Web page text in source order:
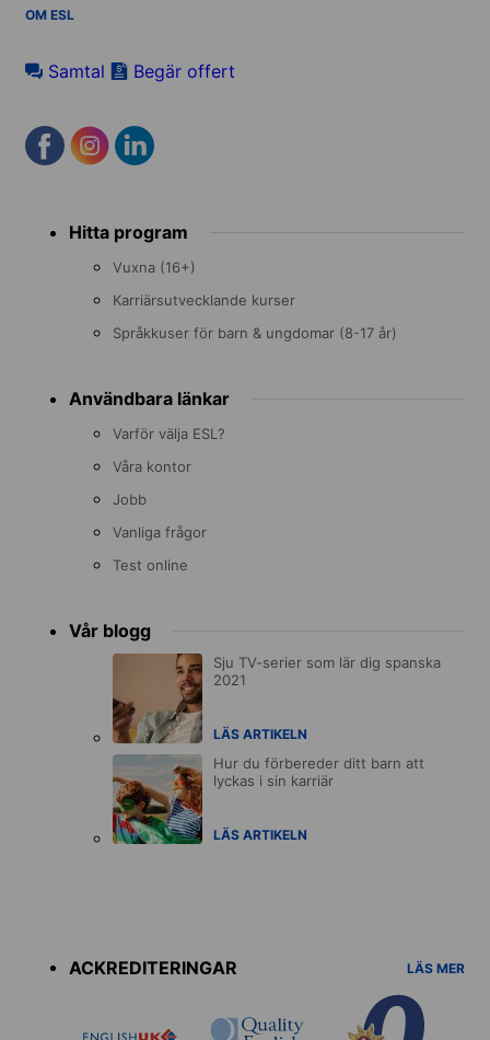
OM ESL
Samtal Begär offert
menu Hitta program
Vuxna (16+)
Karriärsutvecklande kurser
Språkkuser för barn & ungdomar (8-17 år)
Användbara länkar
Varför välja ESL?
Våra kontor
Jobb
Vanliga frågor
Test online
Vår blogg
Sju TV-serier som lär dig spanska
2021
LÄS ARTIKELN
Hur du förbereder ditt barn att
lyckas i sin karriär
LÄS ARTIKELN
ACKREDITERINGAR
LÄS MER